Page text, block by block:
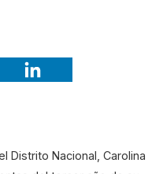
Distrito Nacional, Carolina